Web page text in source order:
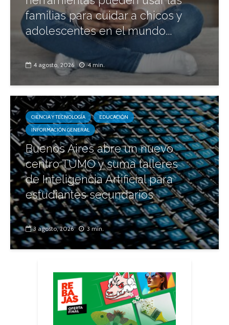
familias para cuidar a chicos y
adolescentes en el mundo...
4 agosto, 2026 4 min.
CIENCIA Y TECNOLOGÍA
EDUCACIÓN
INFORMACIÓN GENERAL
Buenos Aires abre un nuevo
centro TUMO y suma talleres
de Inteligencia Artificial para
estudiantes secundarios
3 agosto, 2026 3 min.